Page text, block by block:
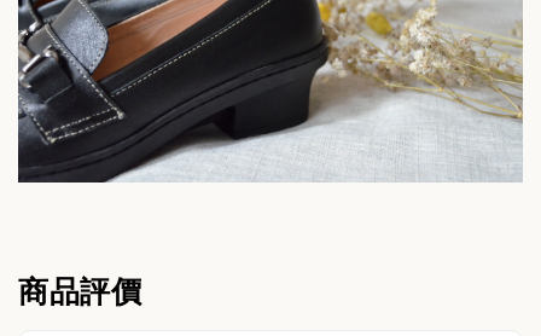
商品評價